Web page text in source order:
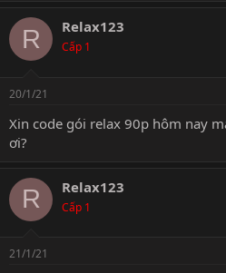
R Relax123
Cấp 1
20/1/21
Xin code gói relax 90p hôm nay
ơi?
R Relax123
Cấp 1
21/1/21